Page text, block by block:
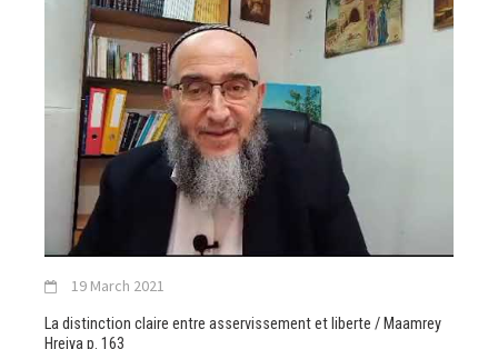
19 March 2021
La distinction claire entre asservissement et liberte / Maamrey
Hreiya p. 163